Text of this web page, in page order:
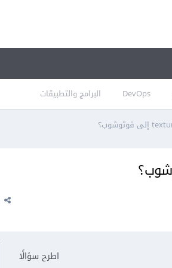
DevOps البرامج والتطبيقات
اطرح سؤالًا